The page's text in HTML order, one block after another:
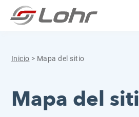
Saltar al contenido
Inicio > Mapa del sitio
Mapa del
Panel de gestión de cookies